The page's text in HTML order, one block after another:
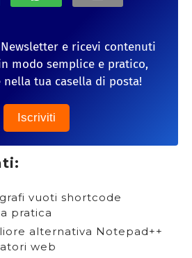
e ricevi contenuti
modo semplice e pratico,
tua casella di posta!
Iscriviti
vuoti shortcode
pratica
alternativa Notepad++
web